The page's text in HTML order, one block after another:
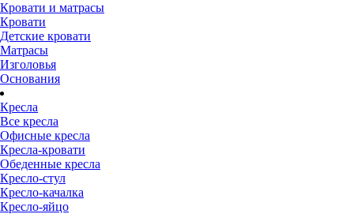
Кровати и матрасы
Кровати
Детские кровати
Матрасы
Изголовья
Основания
Кресла
Все кресла
Офисные кресла
Кресла-кровати
Обеденные кресла
Кресло-стул
Кресло-качалка
Кресло-яйцо